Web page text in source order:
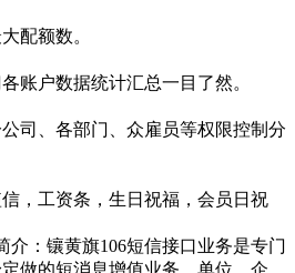
配额数。
账户数据统计汇总一目了然。
司、各部门、众雇员等权限控制分
，工资条，生日祝福，会员日祝
介：镶黄旗106短信接口业务是专门
做的短消息增值业务，单位，企